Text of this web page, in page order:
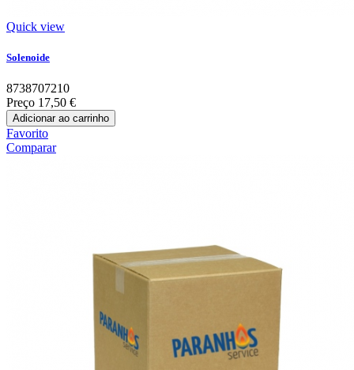
Quick view
Solenoide
8738707210
Preço 17,50 €
Adicionar ao carrinho
Favorito
Comparar